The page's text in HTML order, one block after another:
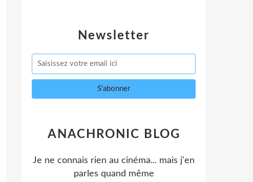
Newsletter
ANACHRONIC BLOG
Je ne connais rien au cinéma... mais j'en
parles quand même